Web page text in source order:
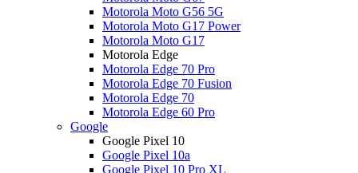
Motorola Moto G56 5G
Motorola Moto G17 Power
Motorola Moto G17
Motorola Edge
Motorola Edge 70 Pro
Motorola Edge 70 Fusion
Motorola Edge 70
Motorola Edge 60 Pro
Google
Google Pixel 10
Google Pixel 10a
Google Pixel 10 Pro XL